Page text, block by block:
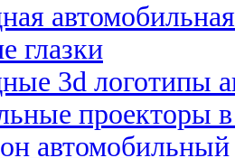
глазки
3d логотипы
проекторы
автомобильный